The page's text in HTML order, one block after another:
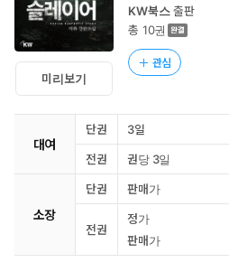
미리보기
KW북스출판
총 10권
관심
대여
단권 3일
전권 권당 3일
소장
단권 판매가
전권
정가
판매가